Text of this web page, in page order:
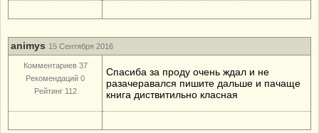
animys 15 Сентября 2016
Комментариев 37
Рекомендаций 0
Рейтинг 112
Спасиба за проду очень ждал и не
разачеравался пишите дальше и пачаще
книга диствитильно класная